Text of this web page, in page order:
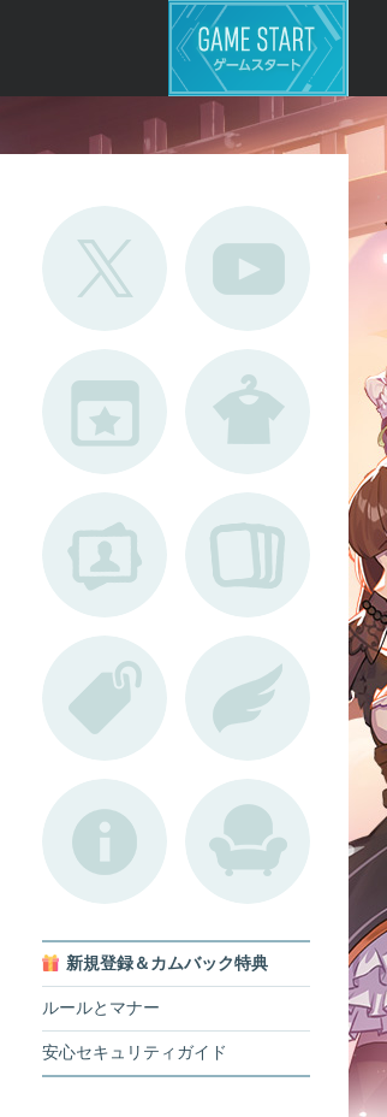
新規登録＆カムバック特典
ルールとマナー
安心セキュリティガイド